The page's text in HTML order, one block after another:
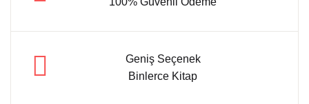
Geniş Seçenek
Binlerce Kitap